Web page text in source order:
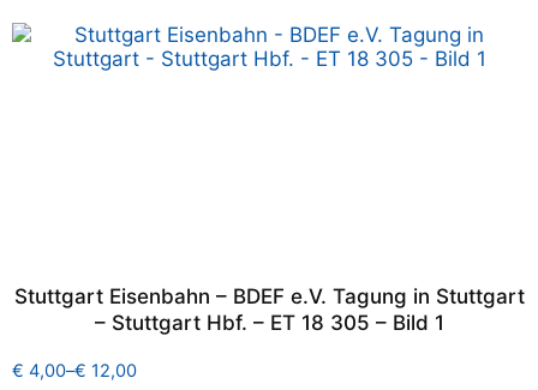
Stuttgart Eisenbahn – BDEF e.V. Tagung in Stuttgart
– Stuttgart Hbf. – ET 18 305 – Bild 1
€ 4,00–€ 12,00